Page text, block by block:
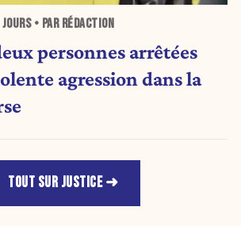
• PAR RÉDACTION
personnes arrêtées
agression dans la
TOUT SUR JUSTICE